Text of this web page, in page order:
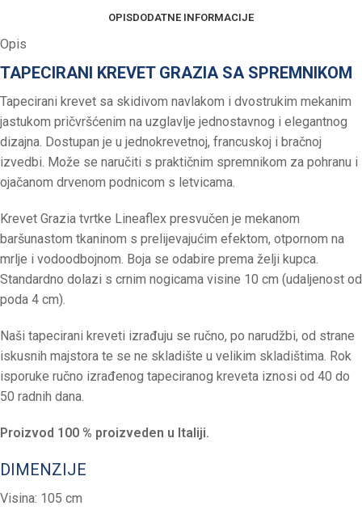
OPISDODATNE INFORMACIJE
Opis
TAPECIRANI KREVET GRAZIA SA SPREMNIKOM
Tapecirani krevet sa skidivom navlakom i dvostrukim mekanim
jastukom pričvršćenim na uzglavlje jednostavnog i elegantnog
dizajna. Dostupan je u jednokrevetnoj, francuskoj i bračnoj
izvedbi. Može se naručiti s praktičnim spremnikom za pohranu i
ojačanom drvenom podnicom s letvicama.
Krevet Grazia tvrtke Lineaflex presvučen je mekanom
baršunastom tkaninom s prelijevajućim efektom, otpornom na
mrlje i vodoodbojnom. Boja se odabire prema želji kupca.
Standardno dolazi s crnim nogicama visine 10 cm (udaljenost od
poda 4 cm).
Naši tapecirani kreveti izrađuju se ručno, po narudžbi, od strane
iskusnih majstora te se ne skladište u velikim skladištima. Rok
isporuke ručno izrađenog tapeciranog kreveta iznosi od 40 do
50 radnih dana.
Proizvod 100 % proizveden u Italiji.
DIMENZIJE
Visina: 105 cm